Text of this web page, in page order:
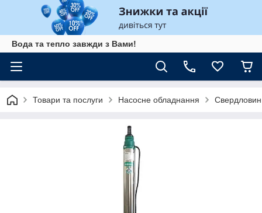
Вода та тепло завжди з Вами!
Товари та послуги Насосне обладнання